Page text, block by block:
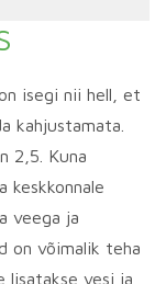
isegi nii hell, et
kahjustamata.
2,5. Kuna
keskkonnale
veega ja
on võimalik teha
lisatakse vesi ja